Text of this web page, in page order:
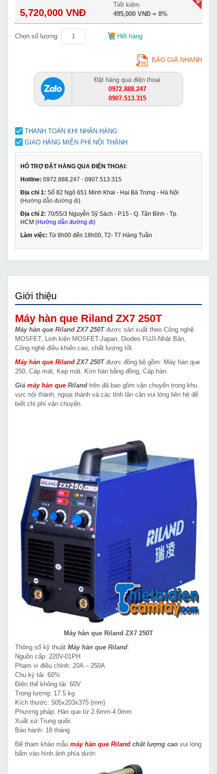
5,720,000 VNĐ
Tiết kiệm
495,000 VNĐ = 8%
Chọn số lượng: Hết hàng
BÁO GIÁ NHANH
Đặt hàng qua điện thoại
0972.888.247
0907.513.315
THANH TOÁN KHI NHẬN HÀNG
GIAO HÀNG MIỄN PHÍ NỘI THÀNH
HỖ TRỢ ĐẶT HÀNG QUA ĐIỆN THOẠI:
Hotline: 0972.888.247 - 0907.513.315
Địa chỉ 1: Số 82 Ngõ 651 Minh Khai - Hai Bà Trưng - Hà Nội
(Hướng dẫn đường đi)
Địa chỉ 2: 70/55/3 Nguyễn Sỹ Sách - P.15 - Q. Tân Bình - Tp.
HCM (Hướng dẫn đường đi)
Làm việc: Từ 8h00 đến 18h00, T2- T7 Hàng Tuần
Giới thiệu
Máy hàn que Riland ZX7 250T
Máy hàn que Riland ZX7 250Tđược sản xuất theo Công nghệ
MOSFET, Linh kiện MOSFET-Japan, Diodes FUJI-Nhật Bản,
Công nghệ điều khiển cao, chất lượng tốt.
Máy hàn que Riland ZX7 250Tđược đồng bộ gồm: Máy hàn que
250, Cáp mát, Kẹp mát, Kìm hàn bằng đồng, Cáp hàn.
Giá máy hàn que Riland trên đã bao gồm vận chuyển trong khu
vực nội thành, ngoại thành và các tỉnh lân cận vui lòng liên hệ để
biết chi phí vận chuyển.
Máy hàn que Riland ZX7 250T
Thông số kỹ thuật Máy hàn que Riland:
Nguồn cấp: 220V-01PH
Phạm vi điều chỉnh: 20A – 250A
Chu kỳ tải: 60%
Điện thế không tải: 60V
Trọng lượng: 17.5 kg
Kích thước: 505x203x375 (mm)
Phương pháp: Hàn que từ 2.6mm-4.0mm
Xuất xứ:Trung quốc
Bảo hành: 18 tháng
Để tham khảo mẫu máy hàn que Riland chất lượng cao vui lòng
bấm vào hình ảnh phía dưới: